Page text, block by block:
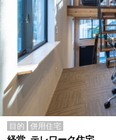
目的 併用住宅